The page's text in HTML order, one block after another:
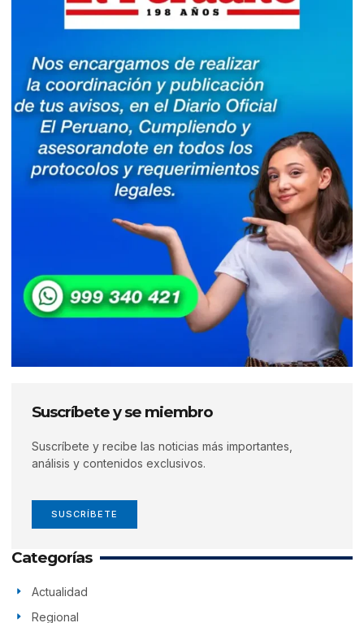
Suscríbete y se miembro
Suscríbete y recibe las noticias más importantes,
análisis y contenidos exclusivos.
SUSCRÍBETE
Categorías
Actualidad
Regional